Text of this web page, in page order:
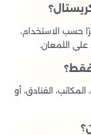
الرخام بالكريستال كل 12 – 18 شهرًا حسب الاستخدام،
اللمعان.
الفنادق، أو